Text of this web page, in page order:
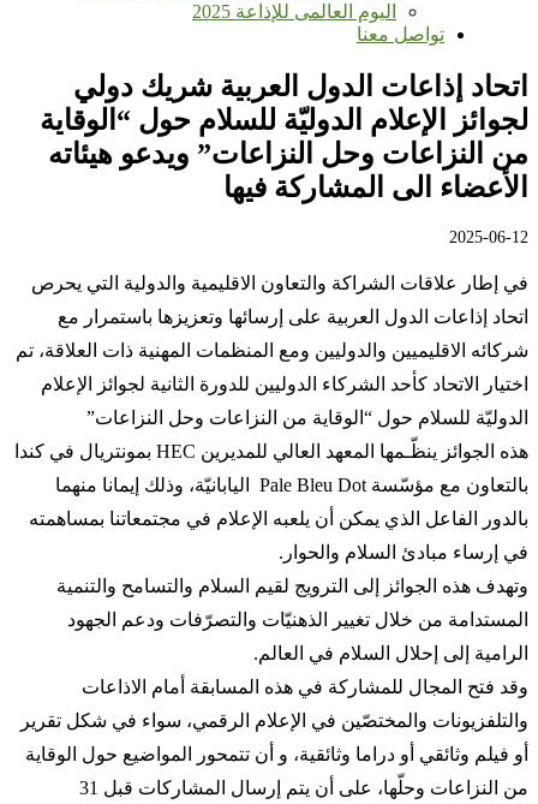
اليوم العالمى للإذاعة 2025
تواصل معنا
اتحاد إذاعات الدول العربية شريك دولي
لجوائز الإعلام الدوليّة للسلام حول “الوقاية
من النزاعات وحل النزاعات” ويدعو هيئاته
الأعضاء الى المشاركة فيها
2025-06-12
في إطار علاقات الشراكة والتعاون الاقليمية والدولية التي يحرص
اتحاد إذاعات الدول العربية على إرسائها وتعزيزها باستمرار مع
شركائه الاقليميين والدوليين ومع المنظمات المهنية ذات العلاقة، تم
اختيار الاتحاد كأحد الشركاء الدوليين للدورة الثانية لجوائز الإعلام
الدوليّة للسلام حول “الوقاية من النزاعات وحل النزاعات”
هذه الجوائز ينظّـمها المعهد العالي للمديرين HEC بمونتريال في كندا
بالتعاون مع مؤسّسة Pale Bleu Dot اليابانيّة، وذلك إيمانا منهما
بالدور الفاعل الذي يمكن أن يلعبه الإعلام في مجتمعاتنا بمساهمته
في إرساء مبادئ السلام والحوار.
وتهدف هذه الجوائز إلى الترويج لقيم السلام والتسامح والتنمية
المستدامة من خلال تغيير الذهنيّات والتصرّفات ودعم الجهود
الرامية إلى إحلال السلام في العالم.
وقد فتح المجال للمشاركة في هذه المسابقة أمام الاذاعات
والتلفزيونات والمختصّين في الإعلام الرقمي، سواء في شكل تقرير
أو فيلم وثائقي أو دراما وثائقية، و أن تتمحور المواضيع حول الوقاية
من النزاعات وحلّها، على أن يتم إرسال المشاركات قبل 31